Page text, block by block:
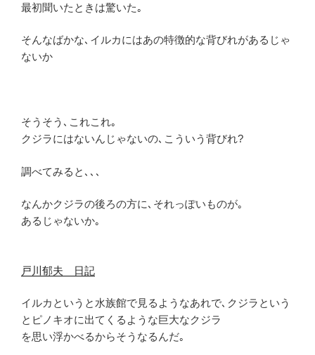
最初聞いたときは驚いた｡
そんなばかな､イルカにはあの特徴的な背びれがあるじゃ
ないか
そうそう､これこれ｡
クジラにはないんじゃないの､こういう背びれ?
調べてみると､､､
なんかクジラの後ろの方に､それっぽいものが｡
あるじゃないか｡
戸川郁夫 日記
イルカというと水族館で見るようなあれで､クジラという
とピノキオに出てくるような巨大なクジラ
を思い浮かべるからそうなるんだ｡